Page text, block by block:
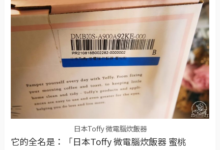
日本Toffy 微電腦炊飯器
它的全名是：「日本Toffy 微電腦炊飯器 蜜桃